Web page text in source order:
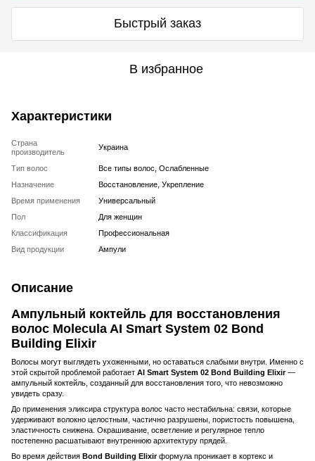
Быстрый заказ
В избранное
Характеристики
Страна
производитель
Украина
Тип волос
Все типы волос, Ослабленные
Назначение
Восстановление, Укрепление
Время применения
Универсальный
Пол
Для женщин
Классификация
Профессиональная
Вид продукции
Ампули
Описание
Ампульный коктейль для восстановления
волос Molecula AI Smart System 02 Bond
Building Elixir
Волосы могут выглядеть ухоженными, но оставаться слабыми внутри. Именно с
этой скрытой проблемой работает AI Smart System 02 Bond Building Elixir—
ампульный коктейль, созданный для восстановления того, что невозможно
увидеть сразу.
До применения эликсира структура волос часто нестабильна: связи, которые
удерживают волокно целостным, частично разрушены, пористость повышена,
эластичность снижена. Окрашивание, осветление и регулярное тепло
постепенно расшатывают внутреннюю архитектуру прядей.
Во время действия Bond Building Elixirформула проникает в кортекс и